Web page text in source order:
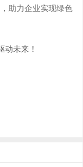
助力企业实现绿色
未来！